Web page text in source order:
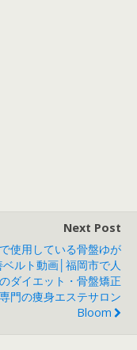
Next Post
使用している骨盤ゆが
ルト動画│福岡市で人
ダイエット・骨盤矯正
専門の痩身エステサロン
Bloom